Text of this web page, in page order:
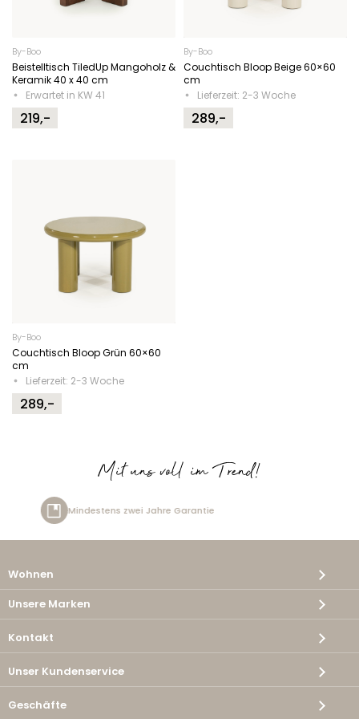
By-Boo
Beistelltisch TiledUp Mangoholz &
Keramik 40 x 40 cm
Erwartet in KW 41
219,-
By-Boo
Couchtisch Bloop Beige 60×60
cm
Lieferzeit: 2-3 Woche
289,-
By-Boo
Couchtisch Bloop Grün 60×60
cm
Lieferzeit: 2-3 Woche
289,-
Mit uns voll im Trend!
Wohnen
Unsere Marken
Kontakt
Unser Kundenservice
Geschäfte